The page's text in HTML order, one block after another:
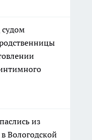
судом
из
Вологодской